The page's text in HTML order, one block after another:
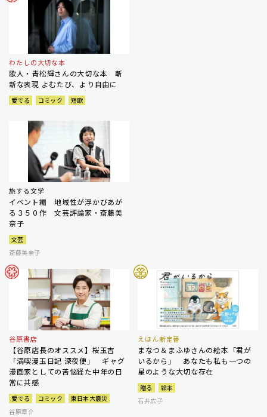
わたしの大切な本
歌人・青松輝さんの大切な本 斬
新な表現 よむたび、より自由に
愛でる コミック 短歌
旅する文学
イベント編 地域性が浮かびあが
る３５０作 文芸評論家・斎藤美
奈子
文芸
斎藤美奈子
谷原書店
【谷原店長のオススメ】桜玉吉
「満喫漫玉日記 深夜便」 ギャグ
漫画家としての苦悩経た中年の日
常に共感
愛でる コミック
東日本大震災
谷原章介
えほん新定番
まなつ＆まふゆさんの絵本「君が
いるから」 あなたも私も一つの
星のような大切な存在
贈る
絵本
石井広子